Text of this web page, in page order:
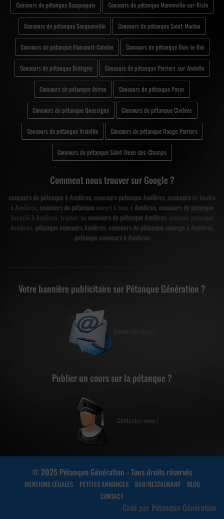
Concours de pétanque Bacquepuis Concours de pétanque Manneville-sur-Risle
Concours de pétanque Sacquenville Concours de pétanque Saint-Maclou
Concours de pétanque Flancourt-Catelon Concours de pétanque Bois-le-Roi
Concours de pétanque Brétigny Concours de pétanque Perriers-sur-Andelle
Concours de pétanque Aviron Concours de pétanque Poses
Concours de pétanque Quessigny Concours de pétanque Civières
Concours de pétanque Vraiville Concours de pétanque Rouge-Perriers
Concours de pétanque Saint-Ouen-des-Champs
Comment nous trouver sur Google ?
concours de pétanque à Asnières, concours petanque Asnières, concours de boules
à Asnières, concours de pétanqueouvert à tous à Asnières, concours de petanque
licencié à Asnières, trouver un concours de pétanque Asnières, concour petanque
Asnières, pétanque concours Asnières, concours de pétanque sauvage à Asnières
petanque concours à Asnières
Votre bannière publicitaire sur Pétanque Génération ?
Publier un cours sur la pétanque ?
Contactez-nous !
© 2025 Pétanque Génération - Tous droits réservés
MENTIONS LÉGALES PETITES ANNONCES BAR/RESTAURANT
BLOG
CONTACT
Créé par Pétanque Génération